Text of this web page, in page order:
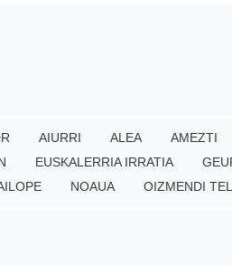
AIURRI ALEA AMEZTI
EUSKALERRIA IRRATIA
NOAUA OIZMENDI